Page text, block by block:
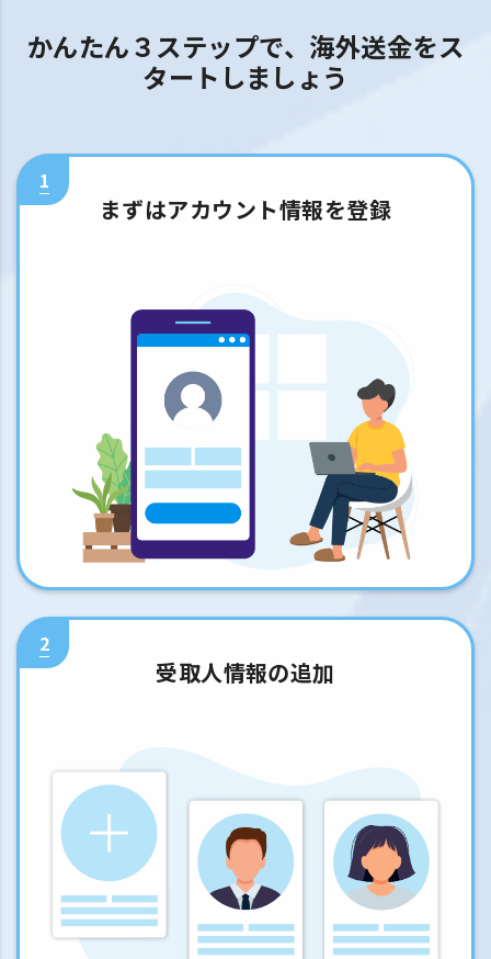
かんたん３ステップで、海外送金をス
タートしましょう
1
まずはアカウント情報を登録
2
受取人情報の追加